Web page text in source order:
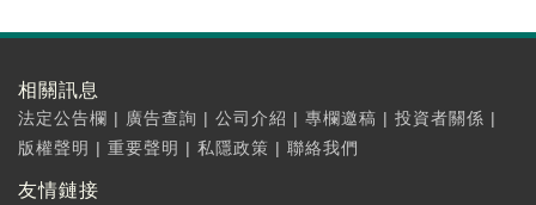
相關訊息
法定公告欄 | 廣告查詢 | 公司介紹 | 專欄邀稿 | 投資者關係 |
版權聲明 | 重要聲明 | 私隱政策 | 聯絡我們
友情鏈接